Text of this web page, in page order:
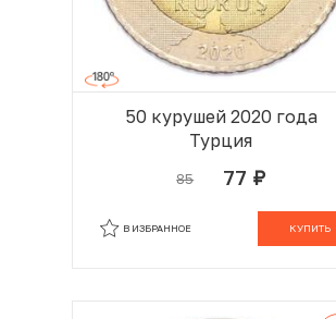
50 курушей 2020 года
Турция
85 77 руб.
КУПИТЬ
В ИЗБРАННОЕ